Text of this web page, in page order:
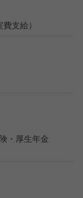
支給）
・厚生年金